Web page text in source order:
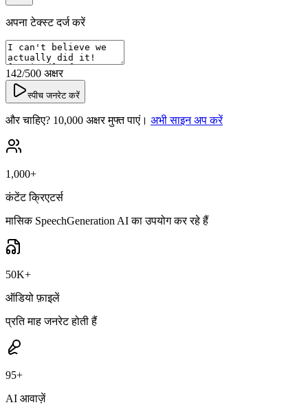
अपना टेक्स्ट दर्ज करें
142/500 अक्षर
स्पीच जनरेट करें
और चाहिए? 10,000 अक्षर मुफ्त पाएं। अभी साइन अप करें
1,000+
कंटेंट क्रिएटर्स
मासिक SpeechGeneration AI का उपयोग कर रहे हैं
50K+
ऑडियो फ़ाइलें
प्रति माह जनरेट होती हैं
95+
AI आवाज़ें